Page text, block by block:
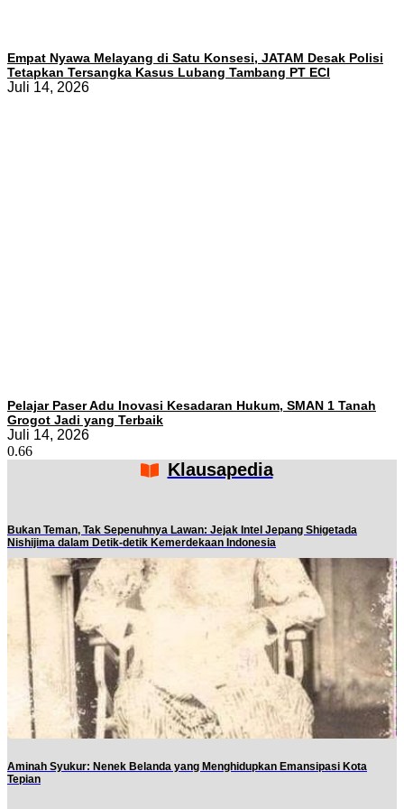
Empat Nyawa Melayang di Satu Konsesi, JATAM Desak Polisi
Tetapkan Tersangka Kasus Lubang Tambang PT ECI
Juli 14, 2026
Pelajar Paser Adu Inovasi Kesadaran Hukum, SMAN 1 Tanah
Grogot Jadi yang Terbaik
Juli 14, 2026
Klausapedia
Bukan Teman, Tak Sepenuhnya Lawan: Jejak Intel Jepang Shigetada
Nishijima dalam Detik-detik Kemerdekaan Indonesia
Aminah Syukur: Nenek Belanda yang Menghidupkan Emansipasi Kota
Tepian